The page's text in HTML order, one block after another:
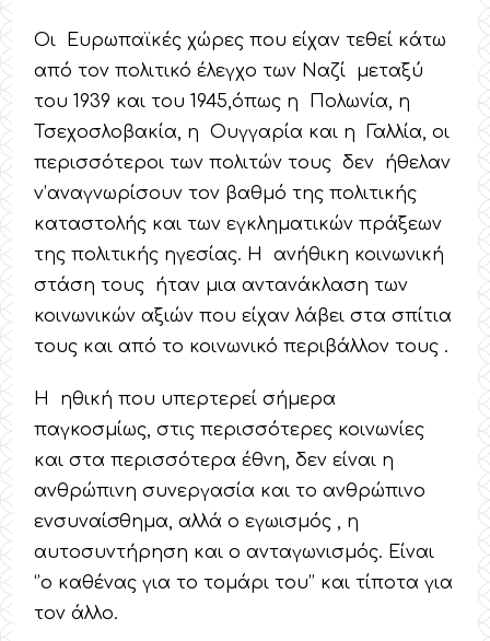
Οι Ευρωπαϊκές χώρες που είχαν τεθεί κάτω
από τον πολιτικό έλεγχο των Ναζί μεταξύ
του 1939 και του 1945,όπως η Πολωνία, η
Τσεχοσλοβακία, η Ουγγαρία και η Γαλλία, οι
περισσότεροι των πολιτών τους δεν ήθελαν
ν’αναγνωρίσουν τον βαθμό της πολιτικής
καταστολής και των εγκληματικών πράξεων
της πολιτικής ηγεσίας. Η ανήθικη κοινωνική
στάση τους ήταν μια αντανάκλαση των
κοινωνικών αξιών που είχαν λάβει στα σπίτια
τους και από το κοινωνικό περιβάλλον τους .
Η ηθική που υπερτερεί σήμερα
παγκοσμίως, στις περισσότερες κοινωνίες
και στα περισσότερα έθνη, δεν είναι η
ανθρώπινη συνεργασία και το ανθρώπινο
ενσυναίσθημα, αλλά ο εγωισμός , η
αυτοσυντήρηση και ο ανταγωνισμός. Είναι
‘’ο καθένας για το τομάρι του’’ και τίποτα για
τον άλλο.